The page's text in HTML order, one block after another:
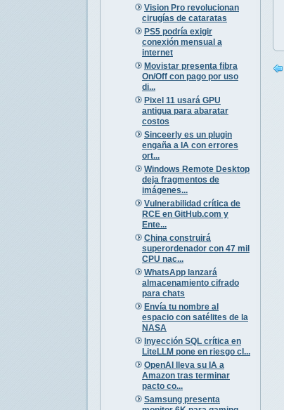
Vision Pro revolucionan
cirugías de cataratas
PS5 podría exigir
conexión mensual a
internet
Movistar presenta fibra
On/Off con pago por uso
di...
Pixel 11 usará GPU
antigua para abaratar
costos
Sinceerly es un plugin
engaña a IA con errores
ort...
Windows Remote Desktop
deja fragmentos de
imágenes...
Vulnerabilidad crítica de
RCE en GitHub.com y
Ente...
China construirá
superordenador con 47 mil
CPU nac...
WhatsApp lanzará
almacenamiento cifrado
para chats
Envía tu nombre al
espacio con satélites de la
NASA
Inyección SQL crítica en
LiteLLM pone en riesgo cl...
OpenAI lleva su IA a
Amazon tras terminar
pacto co...
Samsung presenta